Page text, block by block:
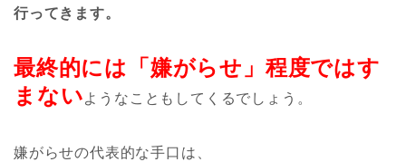
行ってきます。
最終的には「嫌がらせ」程度ではす
まないようなこともしてくるでしょう。
嫌がらせの代表的な手口は、